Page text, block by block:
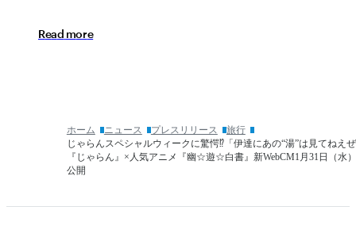
今
て
ュ
自
旅
GW・
月
Read more
ホーム ニュース プレスリリース
旅行
じゃらんスペシャルウィークに驚愕⁉「伊達にあの“湯”は見てねえ
『じゃらん』×人気アニメ『幽☆遊☆白書』新WebCM1月31日（水
公開